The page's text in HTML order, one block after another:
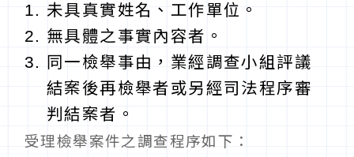
未具真實姓名、工作單位。
無具體之事實內容者。
同一檢舉事由，業經調查小組評議
結案後再檢舉者或另經司法程序審
判結案者。
受理檢舉案件之調查程序如下：